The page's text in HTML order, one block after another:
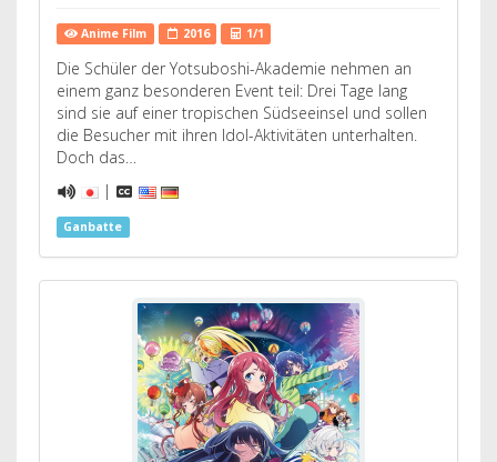
Anime Film 2016 1/1
Die Schüler der Yotsuboshi-Akademie nehmen an
einem ganz besonderen Event teil: Drei Tage lang
sind sie auf einer tropischen Südseeinsel und sollen
die Besucher mit ihren Idol-Aktivitäten unterhalten.
Doch das…
|
Ganbatte